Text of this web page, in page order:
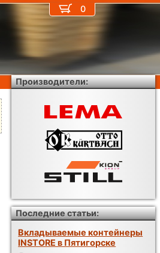
0
Производители:
Последние статьи:
Вкладываемые контейнеры
INSTORE в Пятигорске